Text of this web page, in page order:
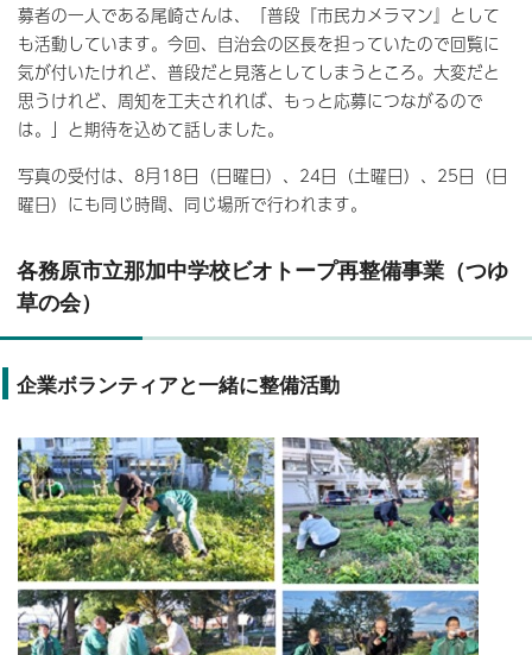
募者の一人である尾崎さんは、「普段『市民カメラマン』として
も活動しています。今回、自治会の区長を担っていたので回覧に
気が付いたけれど、普段だと見落としてしまうところ。大変だと
思うけれど、周知を工夫されれば、もっと応募につながるので
は。」と期待を込めて話しました。
写真の受付は、8月18日（日曜日）、24日（土曜日）、25日（日
曜日）にも同じ時間、同じ場所で行われます。
各務原市立那加中学校ビオトープ再整備事業（つゆ
草の会）
企業ボランティアと一緒に整備活動